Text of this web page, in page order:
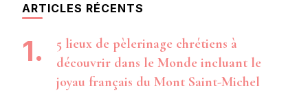
ARTICLES RÉCENTS
5 lieux de pèlerinage chrétiens à
découvrir dans le Monde incluant le
joyau français du Mont Saint-Michel